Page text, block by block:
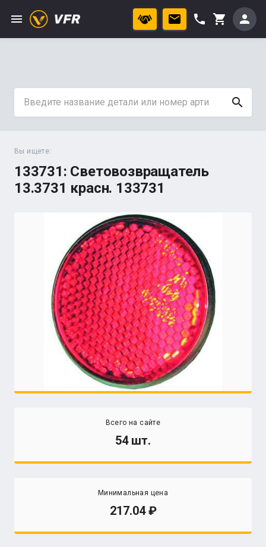
menu phone shopping_cart person
search
Вы ищете:
133731: Световозвращатель
13.3731 красн. 133731
Всего на сайте
54 шт.
Минимальная цена
217.04